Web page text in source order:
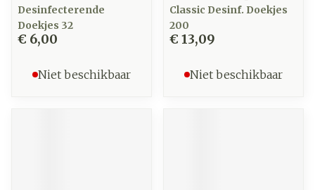
Desinfecterende
Doekjes 32
€ 6,00
Niet beschikbaar
Classic Desinf. Doekjes
200
€ 13,09
Niet beschikbaar